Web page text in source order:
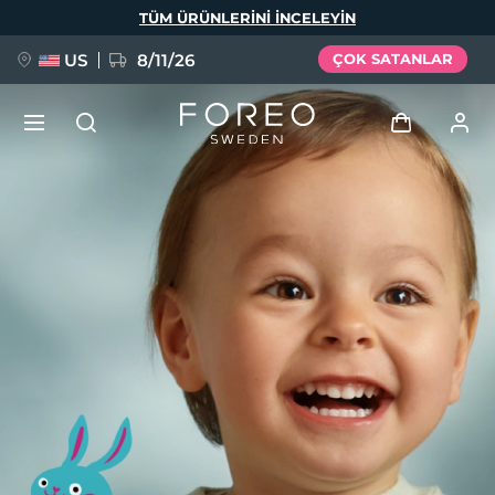
TÜM ÜRÜNLERINI INCELEYIN
US 8/11/26 ÇOK SATANLAR
Giriş
Kullanici profi̇li̇
Cihazlarım
Siparişlerim
Adresim
Aboneliklerim
FAQ™ Pure Beauty-Tech Elixir
BREAKING NEWS
issa™ Teeth Whitening Set
Deutsch
Español
Italiano
Português
Svenska
Русский
Türkçe
简体中文 繁體中文